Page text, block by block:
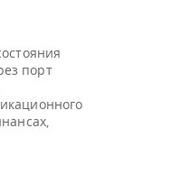
порт